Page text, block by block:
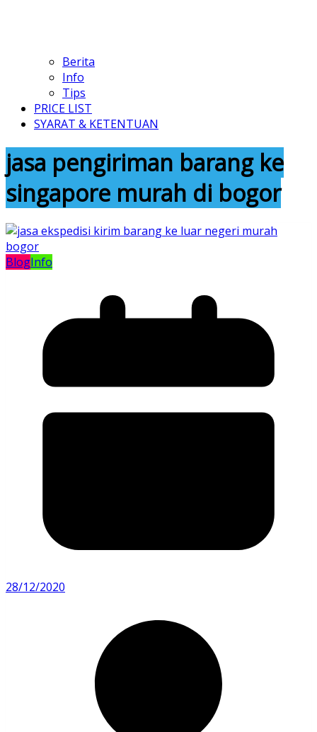
Berita
Info
Tips
PRICE LIST
SYARAT & KETENTUAN
jasa pengiriman barang ke
singapore murah di bogor
BlogInfo
28/12/2020